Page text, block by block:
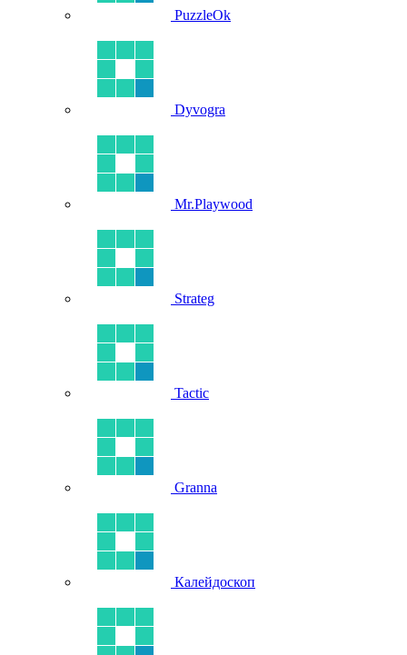
PuzzleOk
Dyvogra
Mr.Playwood
Strateg
Tactic
Granna
Калейдоскоп